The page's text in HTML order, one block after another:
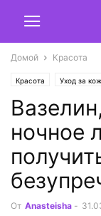
Домой Красота
Красота Уход за
ночное
От Anasteisha -